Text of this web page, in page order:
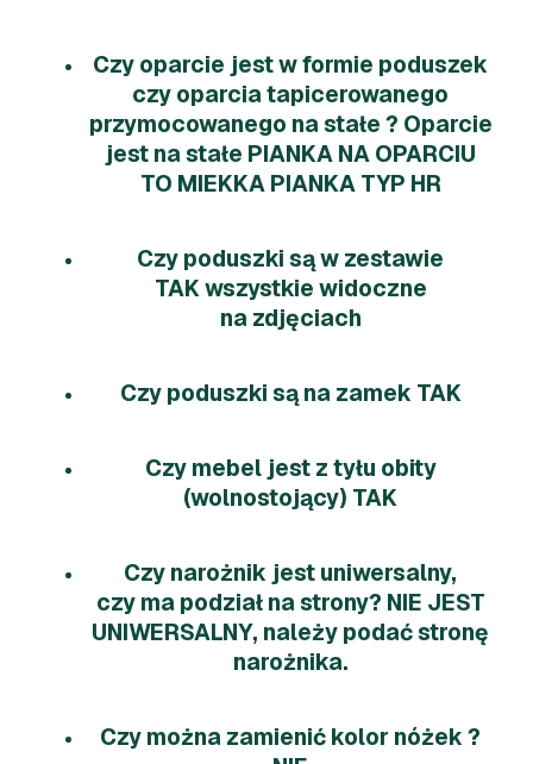
Czy oparcie jest w formie poduszek
czy oparcia tapicerowanego
przymocowanego na stałe ? Oparcie
jest na stałe PIANKA NA OPARCIU
TO MIEKKA PIANKA TYP HR
Czy poduszki są w zestawie
TAK wszystkie widoczne
na zdjęciach
Czy poduszki są na zamek TAK
Czy mebel jest z tyłu obity
(wolnostojący) TAK
Czy narożnik jest uniwersalny,
czy ma podział na strony? NIE JEST
UNIWERSALNY, należy podać stronę
narożnika.
Czy można zamienić kolor nóżek ?